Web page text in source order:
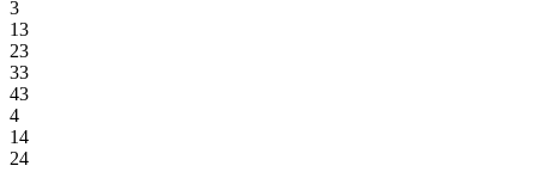
3
13
23
33
43
4
14
24